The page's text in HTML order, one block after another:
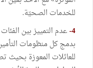
للخدمات الصحيّة.
4- عدم التمييز بين
بدمج كل منظومات
للعائلات المعوزة